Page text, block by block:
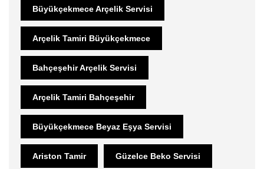
Büyükçekmece Arçelik Servisi
Arçelik Tamiri Büyükçekmece
Bahçeşehir Arçelik Servisi
Arçelik Tamiri Bahçeşehir
Büyükçekmece Beyaz Eşya Servisi
Ariston Tamir Güzelce Beko Servisi